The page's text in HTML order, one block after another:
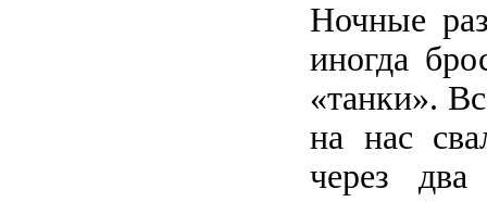
Ночные
иногда
«танки».
на нас
через два